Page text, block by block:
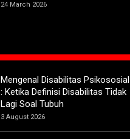
24 March 2026
Mengenal Disabilitas Psikososial
: Ketika Definisi Disabilitas Tidak
Lagi Soal Tubuh
3 August 2026